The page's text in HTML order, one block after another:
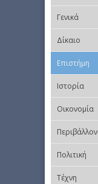
Γενικά
Δίκαιο
Επιστήμη
Ιστορία
Οικονομία
Περιβάλλον
Πολιτική
Τέχνη